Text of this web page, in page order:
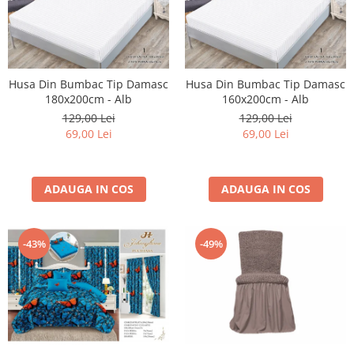
Lenjerii Jacquard
Lenjerii Matase
Lenjerii Creponate
Lenjerii pentru PASTE
Set Lenjerie + Draperii Pat Dublu
Husa Din Bumbac Tip Damasc
180x200cm - Alb
129,00 Lei
69,00 Lei
ADAUGA IN COS
Husa Din Bumbac Tip Damasc
160x200cm - Alb
129,00 Lei
69,00 Lei
ADAUGA IN COS
-43% -49%